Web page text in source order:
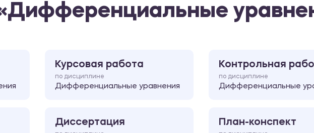
Курсовая работа
по дисциплине
Дифференциальные уравнения
Контрольная
по дисциплине
Дифференциальные
Диссертация План-конспект